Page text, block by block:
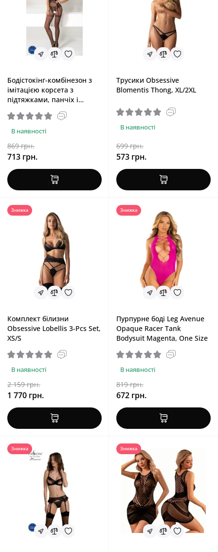
Бодістокінг-комбінезон з
імітацією корсета з
підтяжками, панчіх і
трусиків, чорний Passion
BS052 Black
В наявності
869 грн.
713 грн.
Трусики Obsessive
Blomentis Thong, XL/2XL
В наявності
699 грн.
573 грн.
Знижка
Комплект білизни
Obsessive Lobellis 3-Pcs Set,
XS/S
В наявності
2 159 грн.
1 770 грн.
Знижка
Пурпурне боді Leg Avenue
Opaque Racer Tank
Bodysuit Magenta, One Size
В наявності
819 грн.
672 грн.
Знижка Знижка